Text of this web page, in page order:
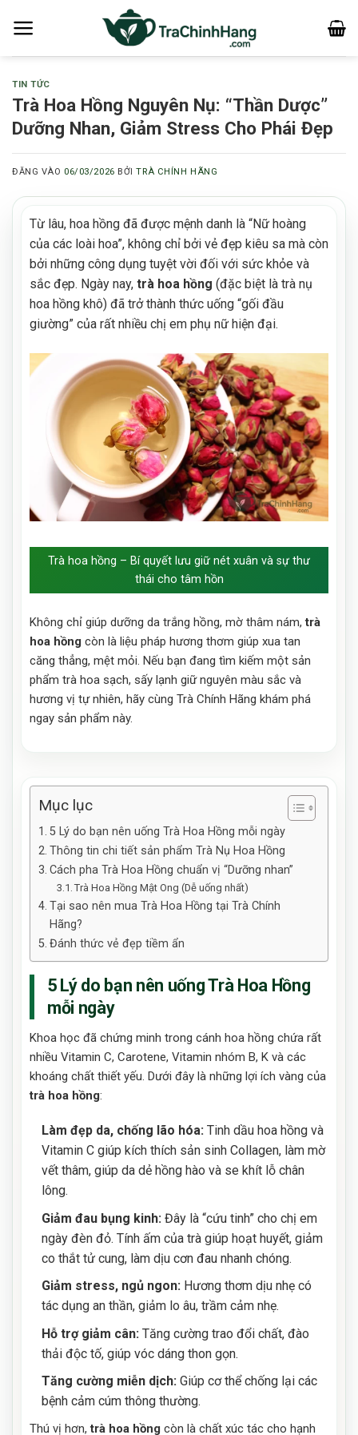
qua
TIN TỨC
Trà Hoa Hồng Nguyên Nụ: “Thần Dược”
Dưỡng Nhan, Giảm Stress Cho Phái Đẹp
ĐĂNG VÀO 06/03/2026 BỞITRÀ CHÍNH HÃNG
Từ lâu, hoa hồng đã được mệnh danh là “Nữ hoàng
của các loài hoa”, không chỉ bởi vẻ đẹp kiêu sa mà còn
bởi những công dụng tuyệt vời đối với sức khỏe và
sắc đẹp. Ngày nay, trà hoa hồng (đặc biệt là trà nụ
hoa hồng khô) đã trở thành thức uống “gối đầu
giường” của rất nhiều chị em phụ nữ hiện đại.
Trà hoa hồng – Bí quyết lưu giữ nét xuân và sự thư
thái cho tâm hồn
Không chỉ giúp dưỡng da trắng hồng, mờ thâm nám,trà
hoa hồng còn là liệu pháp hương thơm giúp xua tan
căng thẳng, mệt mỏi. Nếu bạn đang tìm kiếm một sản
phẩm trà hoa sạch, sấy lạnh giữ nguyên màu sắc và
hương vị tự nhiên, hãy cùng Trà Chính Hãng khám phá
ngay sản phẩm này.
Mục lục
5 Lý do bạn nên uống Trà Hoa Hồng mỗi ngày
Thông tin chi tiết sản phẩm Trà Nụ Hoa Hồng
Cách pha Trà Hoa Hồng chuẩn vị “Dưỡng nhan”
Trà Hoa Hồng Mật Ong (Dễ uống nhất)
Tại sao nên mua Trà Hoa Hồng tại Trà Chính
Hãng?
Đánh thức vẻ đẹp tiềm ẩn
5 Lý do bạn nên uống Trà Hoa Hồng
mỗi ngày
Khoa học đã chứng minh trong cánh hoa hồng chứa rất
nhiều Vitamin C, Carotene, Vitamin nhóm B, K và các
khoáng chất thiết yếu. Dưới đây là những lợi ích vàng của
trà hoa hồng:
Làm đẹp da, chống lão hóa: Tinh dầu hoa hồng và
Vitamin C giúp kích thích sản sinh Collagen, làm mờ
vết thâm, giúp da dẻ hồng hào và se khít lỗ chân
lông.
Giảm đau bụng kinh: Đây là “cứu tinh” cho chị em
ngày đèn đỏ. Tính ấm của trà giúp hoạt huyết, giảm
co thắt tử cung, làm dịu cơn đau nhanh chóng.
Giảm stress, ngủ ngon: Hương thơm dịu nhẹ có
tác dụng an thần, giảm lo âu, trầm cảm nhẹ.
Hỗ trợ giảm cân: Tăng cường trao đổi chất, đào
thải độc tố, giúp vóc dáng thon gọn.
Tăng cường miễn dịch: Giúp cơ thể chống lại các
bệnh cảm cúm thông thường.
Thú vị hơn,trà hoa hồng còn là chất xúc tác cho hạnh